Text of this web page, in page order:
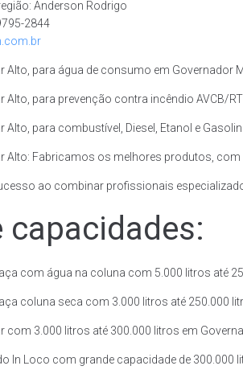
Anderson Rodrigo
2844
Alto, para água de consumo em Governador
Alto, para prevenção contra incêndio AVCB/
para combustível, Diesel, Etanol e
Alto: Fabricamos os melhores produtos,
ao combinar profissionais
capacidades:
com água na coluna com 5.000 litros até
coluna seca com 3.000 litros até 250.000
com 3.000 litros até 300.000 litros em
In Loco com grande capacidade de 300.000